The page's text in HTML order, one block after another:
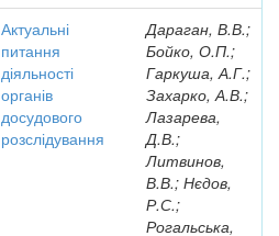
Актуальні
питання
діяльності
органів
досудового
розслідування
Дараган, В.В.;
Бойко, О.П.;
Гаркуша, А.Г.;
Захарко, А.В.;
Лазарева,
Д.В.;
Литвинов,
В.В.; Нєдов,
Р.С.;
Рогальська,